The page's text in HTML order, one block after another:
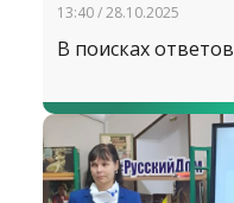
13:40 / 28.10.2025
В поисках ответов